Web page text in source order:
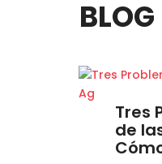
BLOG
Tres
de